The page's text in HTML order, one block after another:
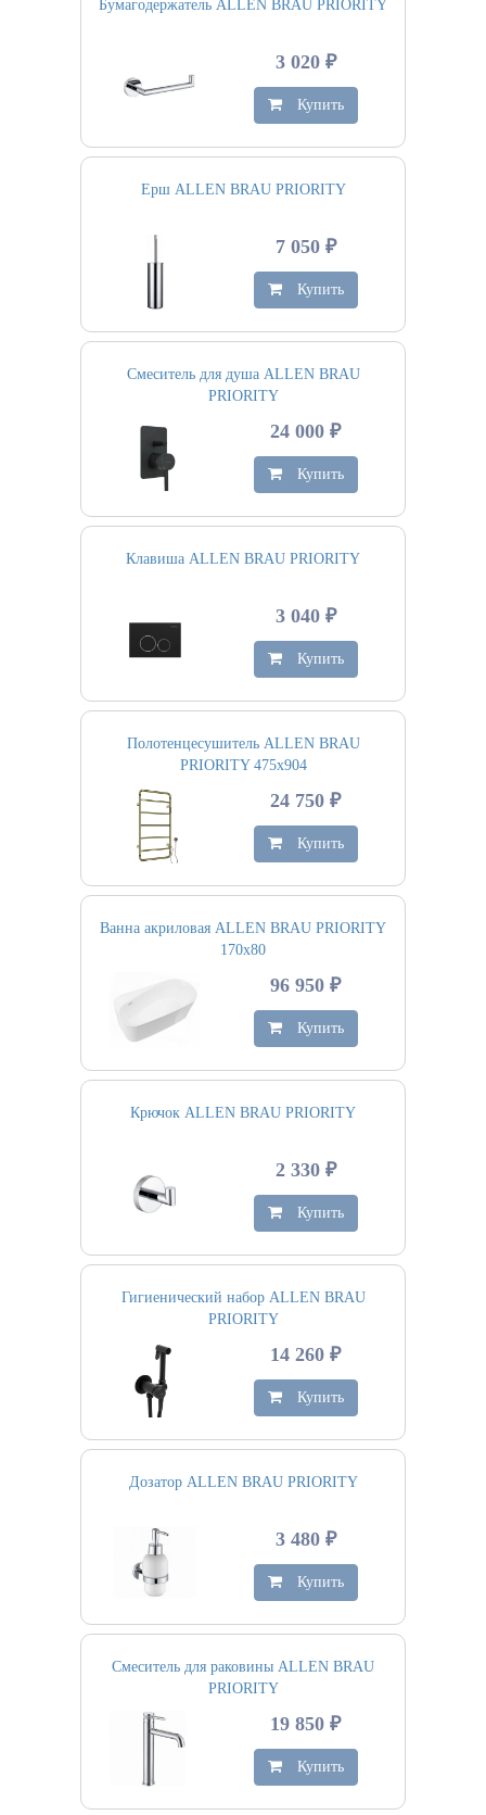
Бумагодержатель ALLEN BRAU PRIORITY
3 020 ₽
Купить
Ерш ALLEN BRAU PRIORITY
7 050 ₽
Купить
Смеситель для душа ALLEN BRAU
PRIORITY
24 000 ₽
Купить
Клавиша ALLEN BRAU PRIORITY
3 040 ₽
Купить
Полотенцесушитель ALLEN BRAU
PRIORITY 475х904
24 750 ₽
Купить
Ванна акриловая ALLEN BRAU PRIORITY
170х80
96 950 ₽
Купить
Крючок ALLEN BRAU PRIORITY
2 330 ₽
Купить
Гигиенический набор ALLEN BRAU
PRIORITY
14 260 ₽
Купить
Дозатор ALLEN BRAU PRIORITY
3 480 ₽
Купить
Смеситель для раковины ALLEN BRAU
PRIORITY
19 850 ₽
Купить